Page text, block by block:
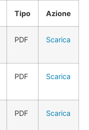
Tipo Azione
PDF Scarica
PDF Scarica
PDF Scarica